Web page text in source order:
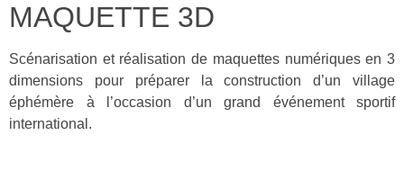
MAQUETTE 3D
Scénarisation et réalisation de maquettes numériques en 3
dimensions pour préparer la construction d’un village
éphémère à l’occasion d’un grand événement sportif
international.